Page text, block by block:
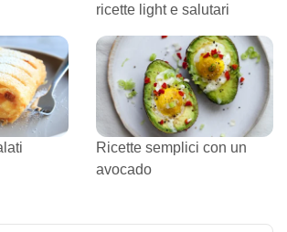
ricette light e salutari
Ricette semplici con un
avocado